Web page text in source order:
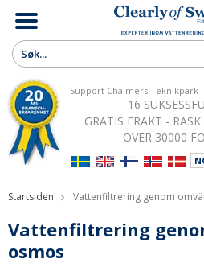
Support Chalmers Teknikpark -
16
GRATIS FRAKT -
OVER 30000
Startsiden Vattenfiltrering genom
Vattenfiltrering
osmos